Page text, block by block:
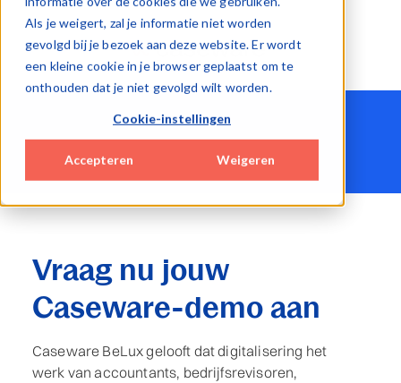
Als je weigert, zal je informatie niet worden
gevolgd bij je bezoek aan deze website. Er wordt
een kleine cookie in je browser geplaatst om te
onthouden dat je niet gevolgd wilt worden.
Cookie-instellingen
Accepteren Weigeren
Vraag nu jouw
Caseware-demo aan
Caseware BeLux gelooft dat digitalisering het
werk van accountants, bedrijfsrevisoren,